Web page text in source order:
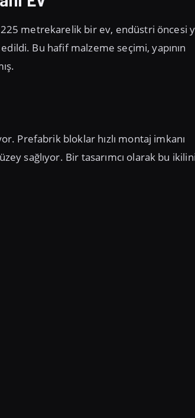
metrekarelik bir ev, endüstri öncesi
Bu hafif malzeme seçimi, yapının
Prefabrik bloklar hızlı montaj imkanı
sağlıyor. Bir tasarımcı olarak bu